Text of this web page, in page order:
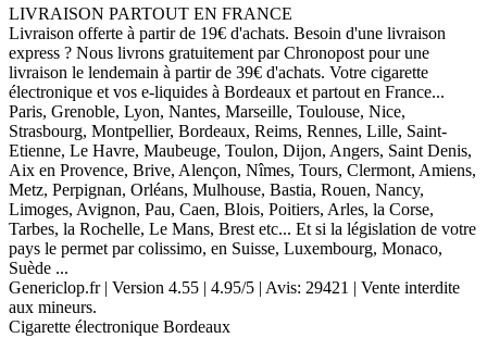
LIVRAISON PARTOUT EN FRANCE
Livraison offerte à partir de 19€ d'achats. Besoin d'une livraison
express ? Nous livrons gratuitement par Chronopost pour une
livraison le lendemain à partir de 39€ d'achats. Votre cigarette
électronique et vos e-liquides à Bordeaux et partout en France...
Paris, Grenoble, Lyon, Nantes, Marseille, Toulouse, Nice,
Strasbourg, Montpellier, Bordeaux, Reims, Rennes, Lille, Saint-
Etienne, Le Havre, Maubeuge, Toulon, Dijon, Angers, Saint Denis,
Aix en Provence, Brive, Alençon, Nîmes, Tours, Clermont, Amiens,
Metz, Perpignan, Orléans, Mulhouse, Bastia, Rouen, Nancy,
Limoges, Avignon, Pau, Caen, Blois, Poitiers, Arles, la Corse,
Tarbes, la Rochelle, Le Mans, Brest etc... Et si la législation de votre
pays le permet par colissimo, en Suisse, Luxembourg, Monaco,
Suède ...
Genericlop.fr| Version 4.55 | 4.95/5 | Avis: 29421 | Vente interdite
aux mineurs.
Cigarette électronique Bordeaux